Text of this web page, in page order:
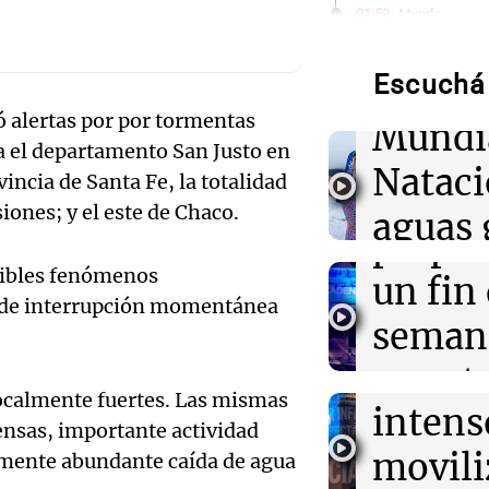
alertas por por tormentas
departamento San Justo en
de Santa Fe, la totalidad
y el este de Chaco.
fenómenos
interrupción momentánea
fuertes. Las mismas
importante actividad
abundante caída de agua
01:59 Mundo
establece
01:29 Ciencia
La
del trabajo en
estudio
Mundo
Tiroteo en
Tailandia:
ataque
La
modernización
efectos en los
aguas
frente
Turno
Audio.
un fin
y
ley de
Panorama
Audio.
Audio.
el